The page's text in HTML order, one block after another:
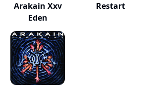
Arakain Xxv
Eden
Restart